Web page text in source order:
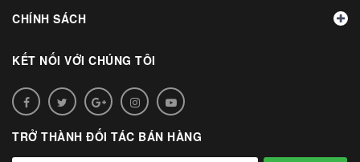
CHÍNH SÁCH
KẾT NỐI VỚI CHÚNG TÔI
TRỞ THÀNH ĐỐI TÁC BÁN HÀNG